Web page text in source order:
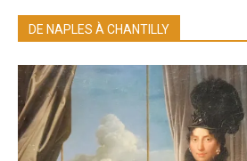
DE NAPLES À CHANTILLY